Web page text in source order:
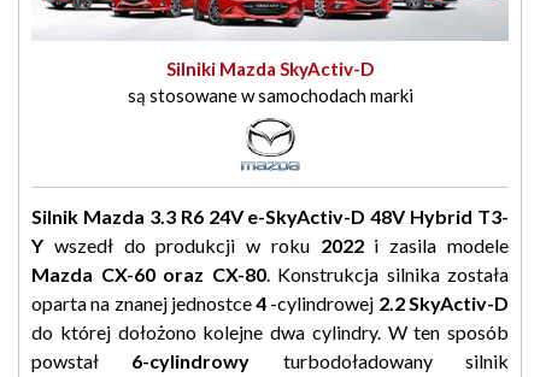
Silniki Mazda SkyActiv-D
są stosowane w samochodach marki
Silnik Mazda 3.3 R6 24V e-SkyActiv-D 48V Hybrid T3-
Y wszedł do produkcji w roku 2022i zasila modele
Mazda CX-60 oraz CX-80. Konstrukcja silnika została
oparta na znanej jednostce4 -cylindrowej 2.2 SkyActiv-D
do której dołożono kolejne dwa cylindry. W ten sposób
powstał 6-cylindrowy turbodoładowany silnik